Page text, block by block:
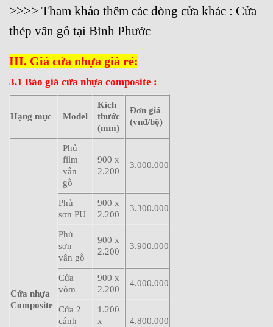
>>>> Tham khảo thêm các dòng cửa khác : Cửa
thép vân gỗ tại Bình Phước
III. Giá cửa nhựa giá rẻ:
3.1 Báo giá cửa nhựa composite :
Hạng mục Model
Kích
thước
(mm)
Đơn giá
(vnđ/bộ)
Cửa nhựa
Composite
Phủ
film
vân
gỗ
900 x
2.200
3.000.000
Phủ
sơn PU
900 x
2.200
3.300.000
Phủ
sơn
vân gỗ
900 x
2.200
3.900.000
Cửa
vòm
900 x
2.200
4.000.000
Cửa 2
cánh
1.200
x
4.800.000